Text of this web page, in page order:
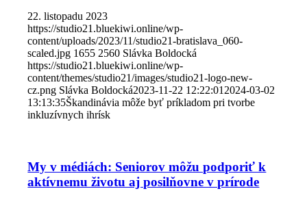
22. listopadu 2023
https://studio21.bluekiwi.online/wp-
content/uploads/2023/11/studio21-bratislava_060-
scaled.jpg 1655 2560 Slávka Boldocká
https://studio21.bluekiwi.online/wp-
content/themes/studio21/images/studio21-logo-new-
cz.png Slávka Boldocká2023-11-22 12:22:01 2024-03-02
13:13:35Škandinávia môže byť príkladom pri tvorbe
inkluzívnych ihrísk
My v médiách: Seniorov môžu podporiť k
aktívnemu životu aj posilňovne v prírode